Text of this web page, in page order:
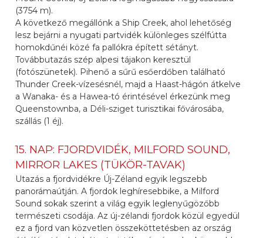
(3754 m).
A következő megállónk a Ship Creek, ahol lehetőség
lesz bejárni a nyugati partvidék különleges szélfútta
homokdűnéi közé fa pallókra épített sétányt.
Továbbutazás szép alpesi tájakon keresztül
(fotószünetek). Pihenő a sűrű esőerdőben található
Thunder Creek-vízesésnél, majd a Haast-hágón átkelve
a Wanaka- és a Hawea-tó érintésével érkezünk meg
Queenstownba, a Déli-sziget turisztikai fővárosába,
szállás (1 éj).
15. NAP: FJORDVIDÉK, MILFORD SOUND,
MIRROR LAKES (TÜKÖR-TAVAK)
Utazás a fjordvidékre Új-Zéland egyik legszebb
panorámaútján. A fjordok leghíresebbike, a Milford
Sound sokak szerint a világ egyik leglenyűgözőbb
természeti csodája. Az új-zélandi fjordok közül egyedül
ez a fjord van közvetlen összeköttetésben az ország